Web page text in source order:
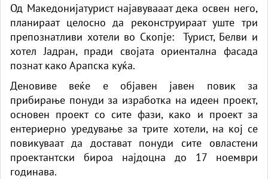
Од Македонијатурист најавувааат дека освен него,
планираат целосно да реконструираат уште три
препознатливи хотели во Скопје: Турист, Белви и
хотел Јадран, пради својата ориентална фасада
познат како Арапска куќа.
Деновиве веќе е објавен јавен повик за
прибирање понуди за изработка на идеен проект,
основен проект со сите фази, како и проект за
ентериерно уредување за трите хотели, на кој се
повикуваат да достават понуди сите овластени
проектантски бироа најдоцна до 17 ноември
годинава.